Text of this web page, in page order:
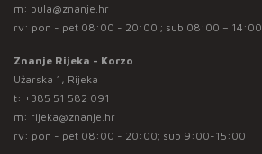
m: pula@znanje.hr
rv: pon - pet 08:00 - 20:00 ; sub 08:00 – 14:00
Znanje Rijeka - Korzo
Užarska 1, Rijeka
t: +385 51 582 091
m: rijeka@znanje.hr
rv: pon - pet 08:00 - 20:00; sub 9:00-15:00